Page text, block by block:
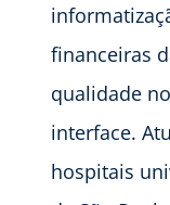
financeiras
qualidade
interface.
hospitais